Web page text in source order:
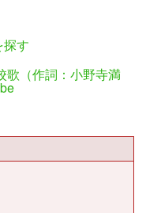
す
歌（作詞：小野寺満